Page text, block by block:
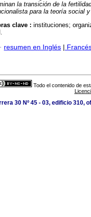
la transición de la
para la teoría social
clave : instituciones;
· resumen en Inglés |
Todo el contenido de
30 Nº 45 - 03, edificio 310,